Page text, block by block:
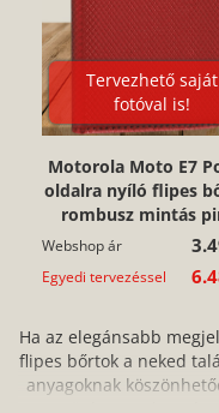
Tervezhető saját
fotóval is!
Motorola Moto E7
oldalra nyíló flipes
rombusz mintás
Webshop ár
Egyedi tervezéssel
Ha az elegánsabb
flipes bőrtok a neked
anyagoknak